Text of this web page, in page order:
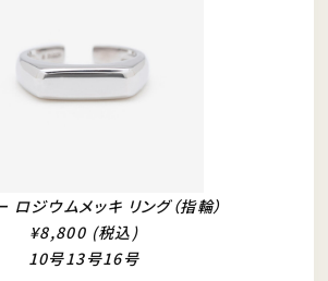
ロジウムメッキ リング（指輪）
¥8,800 (税込)
10号13号16号